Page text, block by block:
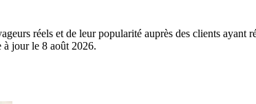
réels et de leur popularité auprès des clients
à jour le 8 août 2026.